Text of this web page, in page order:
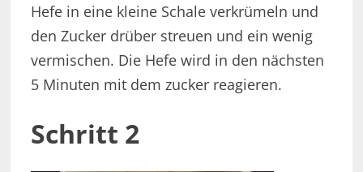
Hefe in eine kleine Schale verkrümeln und
den Zucker drüber streuen und ein wenig
vermischen. Die Hefe wird in den nächsten
5 Minuten mit dem zucker reagieren.
Schritt 2